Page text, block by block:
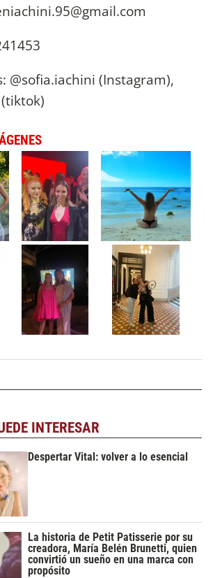
@sofia.iachini (Instagram),
INTERESAR
Despertar Vital: volver a lo esencial
La historia de Petit Patisserie por su
creadora, María Belén Brunetti, quien
convirtió un sueño en una marca con
propósito